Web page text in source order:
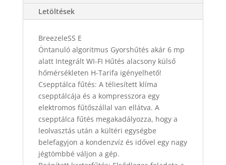
klíma
csomag
mennyiség
Letöltések
BreezeleSS E
Öntanuló algoritmus Gyorshűtés akár 6 mp
alatt Integrált WI-FI Hűtés alacsony külső
hőmérsékleten H-Tarifa igényelhető!
Csepptálca fűtés: A téliesített klíma
csepptálcája és a kompresszora egy
elektromos fűtőszállal van ellátva. A
csepptálca fűtés megakadályozza, hogy a
leolvasztás után a kültéri egységbe
belefagyjon a kondenzvíz és idővel egy nagy
jégtömbbé váljon a gép.